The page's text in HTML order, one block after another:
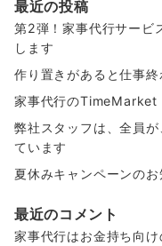
最近の投稿
第2弾！家事代行サー
します
作り置きがあると仕事終
家事代行の
弊社スタッフは、全員
ています
夏休みキャンペーンのお
最近のコメント
家事代行はお金持ち向け